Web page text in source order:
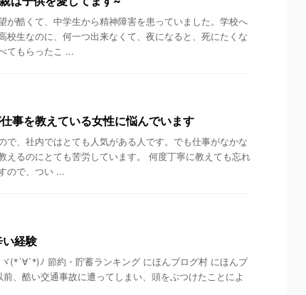
が酷くて、中学生から精神障害を患っていました。学校へ
校生なのに、何一つ出来なくて、夜になると、死にたくな
てもらったこ ...
事を教えている女性に悩んでいます
で、社内ではとても人気がある人です。でも仕事がなかな
えるのにとても苦労しています。 何度丁寧に教えても忘れ
ので、つい ...
経験
(*´∀`*)ﾉ 節約・貯蓄ランキング にほんブログ村 にほんブ
、酷い交通事故に遭ってしまい、頭をぶつけたことによ